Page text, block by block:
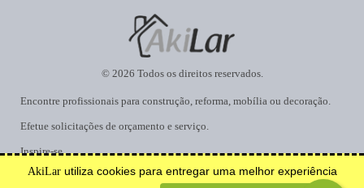
Encontre profissionais para construção, reforma, mobília ou decoração.
Efetue solicitações de orçamento e serviço.
Inspire-se.
© 2026 Todos os direitos reservados.
AkiLarutiliza cookies para entregar uma melhor experiência